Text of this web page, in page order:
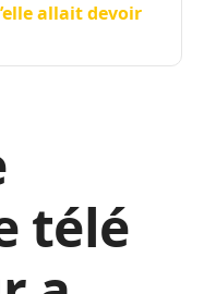
allait devoir
télé